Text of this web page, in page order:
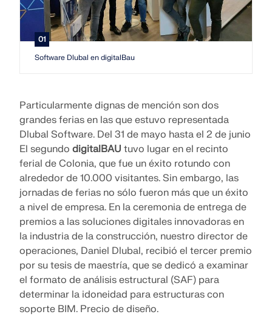
RWIND 3
Más información
Dlubal API
Su puerta al modelado paramétrico y la automatización
Explorar API
Documentación de API
Índice
OBTENER SOPORTE
OBTENER LICENCIA GRATUITA
CONECTAR CON EL SOPORTE TÉCNICO
lleva tu carrera a nuevos niveles.
EXPLORE LAS VACANTES DISPONIBLES
01
Software Dlubal en digitalBau
Particularmente dignas de mención son dos
grandes ferias en las que estuvo representada
Dlubal Software. Del 31 de mayo hasta el 2 de junio
El segundo digitalBAU tuvo lugar en el recinto
ferial de Colonia, que fue un éxito rotundo con
alrededor de 10.000 visitantes. Sin embargo, las
jornadas de ferias no sólo fueron más que un éxito
a nivel de empresa. En la ceremonia de entrega de
premios a las soluciones digitales innovadoras en
la industria de la construcción, nuestro director de
operaciones, Daniel Dlubal, recibió el tercer premio
por su tesis de maestría, que se dedicó a examinar
el formato de análisis estructural (SAF) para
determinar la idoneidad para estructuras con
soporte BIM. Precio de diseño.